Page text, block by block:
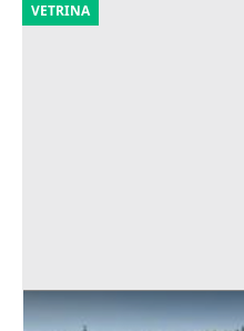
VETRINA
Autovettura Chrysler